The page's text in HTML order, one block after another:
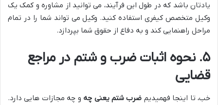
یادتان باشد که در طول این فرآیند، می توانید از مشاوره و کمک یک
وکیل متخصص کیفری استفاده کنید. وکیل می تواند شما را در تمام
مراحل راهنمایی کند و به دفاع از حقوق شما بپردازد.
۵. نحوه اثبات ضرب و شتم در مراجع
قضایی
خب، تا اینجا فهمیدیم ضرب شتم یعنی چه و چه مجازات هایی دارد.